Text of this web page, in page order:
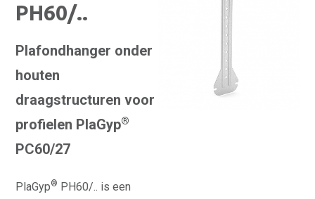
PH60/..
Plafondhanger onder
houten
draagstructuren voor
profielen PlaGyp®
PC60/27
PlaGyp® PH60/.. is een